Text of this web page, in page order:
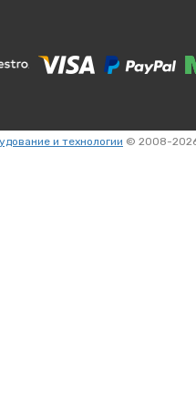
и технологии © 2008-